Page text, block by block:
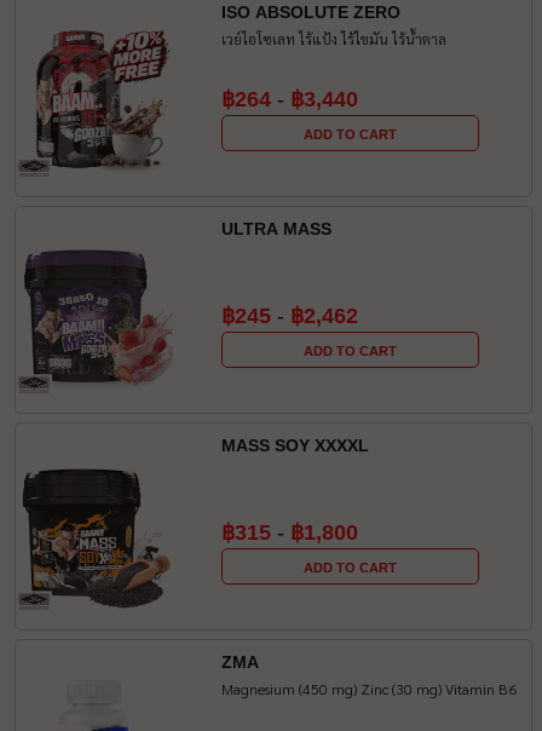
ISO ABSOLUTE ZERO
เวย์ไอโซเลท ไร้แป้ง ไร้ไขมัน ไร้น้ำตาล
฿264 - ฿3,440
ADD TO CART
ULTRA MASS
฿245 - ฿2,462
ADD TO CART
MASS SOY XXXXL
฿315 - ฿1,800
ADD TO CART
ZMA
Magnesium (450 mg) Zinc (30 mg) Vitamin B6